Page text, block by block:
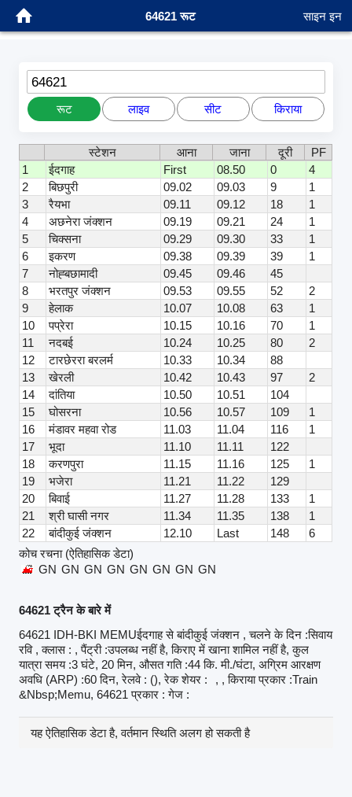
64621 रूट साइन इन
64621
रूट लाइव सीट किराया
स्टेशन आना जाना दूरी
PF
1
ईदगाह First 08.50 0
4
2
बिछपुरी 09.02 09.03 9
1
3
रैयभा 09.11 09.12 18
1
4
अछनेरा जंक्शन 09.19 09.21 24
1
5
चिक्सना 09.29 09.30 33
1
6
इकरण 09.38 09.39 39
1
7
नोह्बछामादी 09.45 09.46
45
8
भरतपुर जंक्शन 09.53 09.55 52
2
9
हेलाक 10.07 10.08 63
1
10
पप्रेरा 10.15 10.16 70
1
11
नदबई 10.24 10.25 80
2
12
टारछेररा बरलर्म 10.33 10.34
88
13
खेरली 10.42 10.43 97
2
14
दांतिया 10.50 10.51
104
15
घोसरना 10.56 10.57 109
1
16
मंडावर महवा रोड 11.03 11.04 116
1
17
भूदा 11.10 11.11
122
18
करणपुरा 11.15 11.16 125
1
19
भजेरा 11.21 11.22
129
20
बिवाई 11.27 11.28 133
1
21
श्री घासी नगर 11.34 11.35 138
1
22
बांदीकुई जंक्शन 12.10 Last 148
6
कोच रचना (ऐतिहासिक डेटा)
GN GN GN GN GN GN GN GN
64621 ट्रैन के बारे में
64621 IDH-BKI MEMUईदगाह से बांदीकुई जंक्शन , चलने के दिन :सिवाय
रवि , क्लास : , पैंट्री :उपलब्ध नहीं है, किराए में खाना शामिल नहीं है, कुल
यात्रा समय :3 घंटे, 20 मिन, औसत गति :44 कि. मी./घंटा, अग्रिम आरक्षण
अवधि (ARP) :60 दिन, रेलवे : (), रेक शेयर :
, , किराया प्रकार :Train
&Nbsp;Memu, 64621 प्रकार : गेज :
यह ऐतिहासिक डेटा है, वर्तमान स्थिति अलग हो सकती है